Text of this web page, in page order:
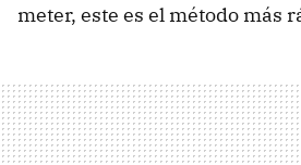
meter, este es el método más